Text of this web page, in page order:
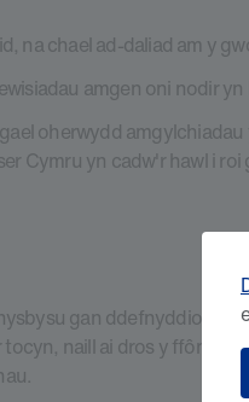
na chael ad-daliad am y
amgen oni nodir
oherwydd
Cymru yn cadw'r hawl i roi
gan ddefnyddio'r
naill ai dros y ffôn